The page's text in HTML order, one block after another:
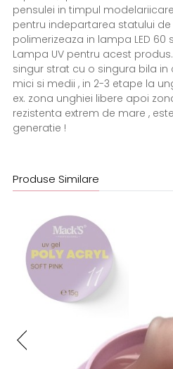
pensulei in timpul
pentru indepartarea statului de
polimerizeaza in lampa LED
Lampa UV pentru acest
singur strat cu o singura bila in
mici si medii , in 2-3 etape la
ex. zona unghiei libere apoi
rezistenta extrem de mare ,
generatie !
Produse Similare